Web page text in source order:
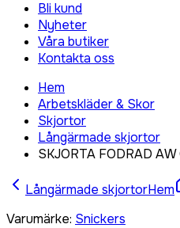
Bli kund
Nyheter
Våra butiker
Kontakta oss
Hem
Arbetskläder & Skor
Skjortor
Långärmade skjortor
SKJORTA FODRAD
Långärmade skjortorHem
Varumärke: Snickers